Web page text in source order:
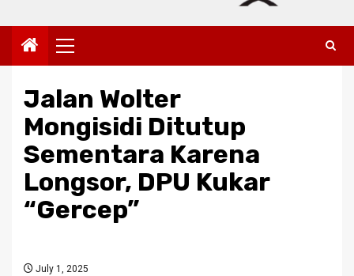
Primary
Menu
Jalan Wolter
Mongisidi Ditutup
Sementara Karena
Longsor, DPU Kukar
“Gercep”
July 1, 2025